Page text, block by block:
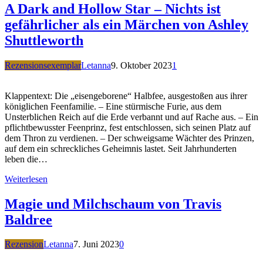
A Dark and Hollow Star – Nichts ist
gefährlicher als ein Märchen von Ashley
Shuttleworth
RezensionsexemplarLetanna9. Oktober 20231
Klappentext: Die „eisengeborene“ Halbfee, ausgestoßen aus ihrer
königlichen Feenfamilie. – Eine stürmische Furie, aus dem
Unsterblichen Reich auf die Erde verbannt und auf Rache aus. – Ein
pflichtbewusster Feenprinz, fest entschlossen, sich seinen Platz auf
dem Thron zu verdienen. – Der schweigsame Wächter des Prinzen,
auf dem ein schreckliches Geheimnis lastet. Seit Jahrhunderten
leben die…
Weiterlesen
Magie und Milchschaum von Travis
Baldree
RezensionLetanna7. Juni 20230